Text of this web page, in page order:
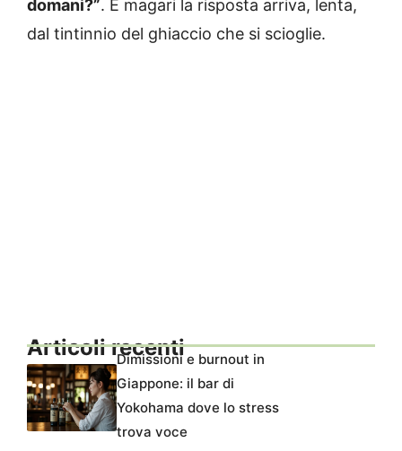
domani?”. E magari la risposta arriva, lenta,
dal tintinnio del ghiaccio che si scioglie.
Articoli recentiDimissioni e burnout in
Giappone: il bar di
Yokohama dove lo stress
trova voce